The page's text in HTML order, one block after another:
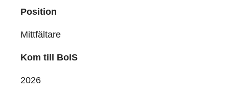
Position
Mittfältare
Kom till BoIS
2026